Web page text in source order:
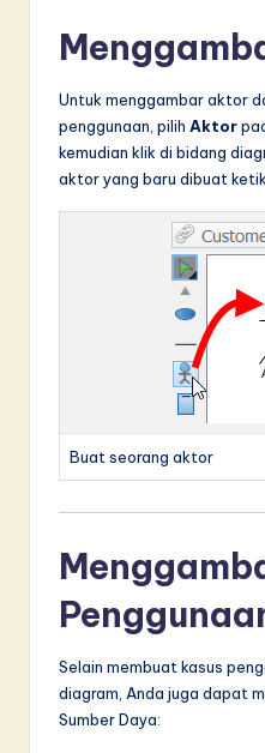
Untuk menggambar aktor
penggunaan, pilih Aktor
kemudian klik di bidang
aktor yang baru dibuat
Buat seorang aktor
Selain membuat kasus
diagram, Anda juga dapat
Sumber Daya: